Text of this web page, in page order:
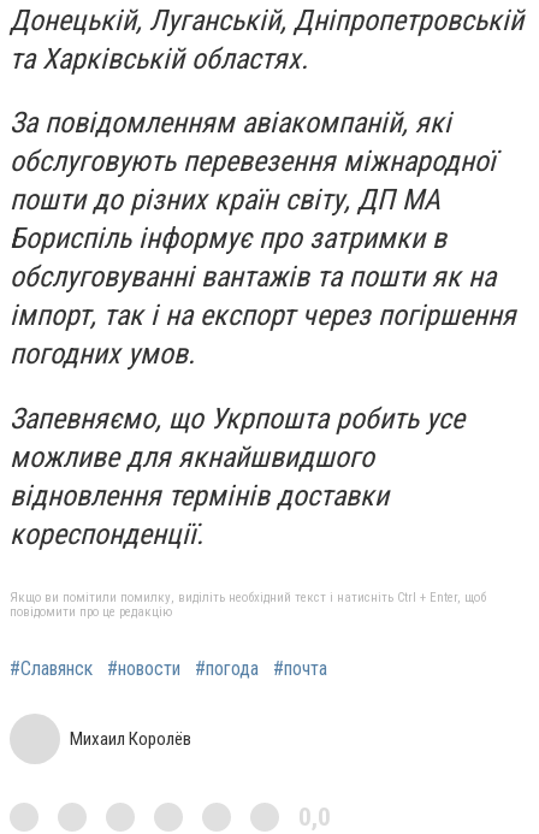
Донецькій, Луганській, Дніпропетровській
та Харківській областях.
За повідомленням авіакомпаній, які
обслуговують перевезення міжнародної
пошти до різних країн світу, ДП МА
Бориспіль інформує про затримки в
обслуговуванні вантажів та пошти як на
імпорт, так і на експорт через погіршення
погодних умов.
Запевняємо, що Укрпошта робить усе
можливе для якнайшвидшого
відновлення термінів доставки
кореспонденції.
Якщо ви помітили помилку, виділіть необхідний текст і натисніть Ctrl + Enter, щоб
повідомити про це редакцію
#Славянск #новости #погода #почта
Михаил Королёв
0,0